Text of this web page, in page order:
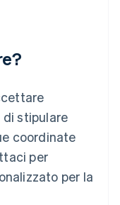
stipulare
coordinate
per
per la